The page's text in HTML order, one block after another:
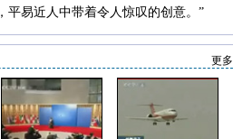
易近人中带着令人惊叹的创意。 ”
更多